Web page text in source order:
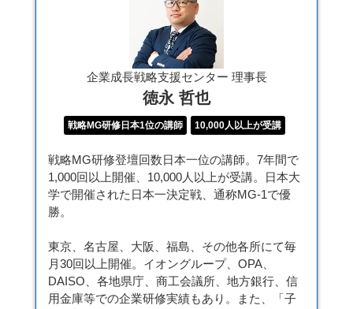
企業成長戦略支援センター 理事長
徳永 哲也
戦略MG研修日本1位の講師 10,000人以上が受講
戦略MG研修登壇回数日本一位の講師。7年間で
1,000回以上開催、10,000人以上が受講。日本大
学で開催された日本一決定戦、通称MG-1で優
勝。
東京、名古屋、大阪、福島、その他各所にて毎
月30回以上開催。イオングループ、OPA、
DAISO、各地県庁、商工会議所、地方銀行、信
用金庫等での企業研修実績もあり。また、「子